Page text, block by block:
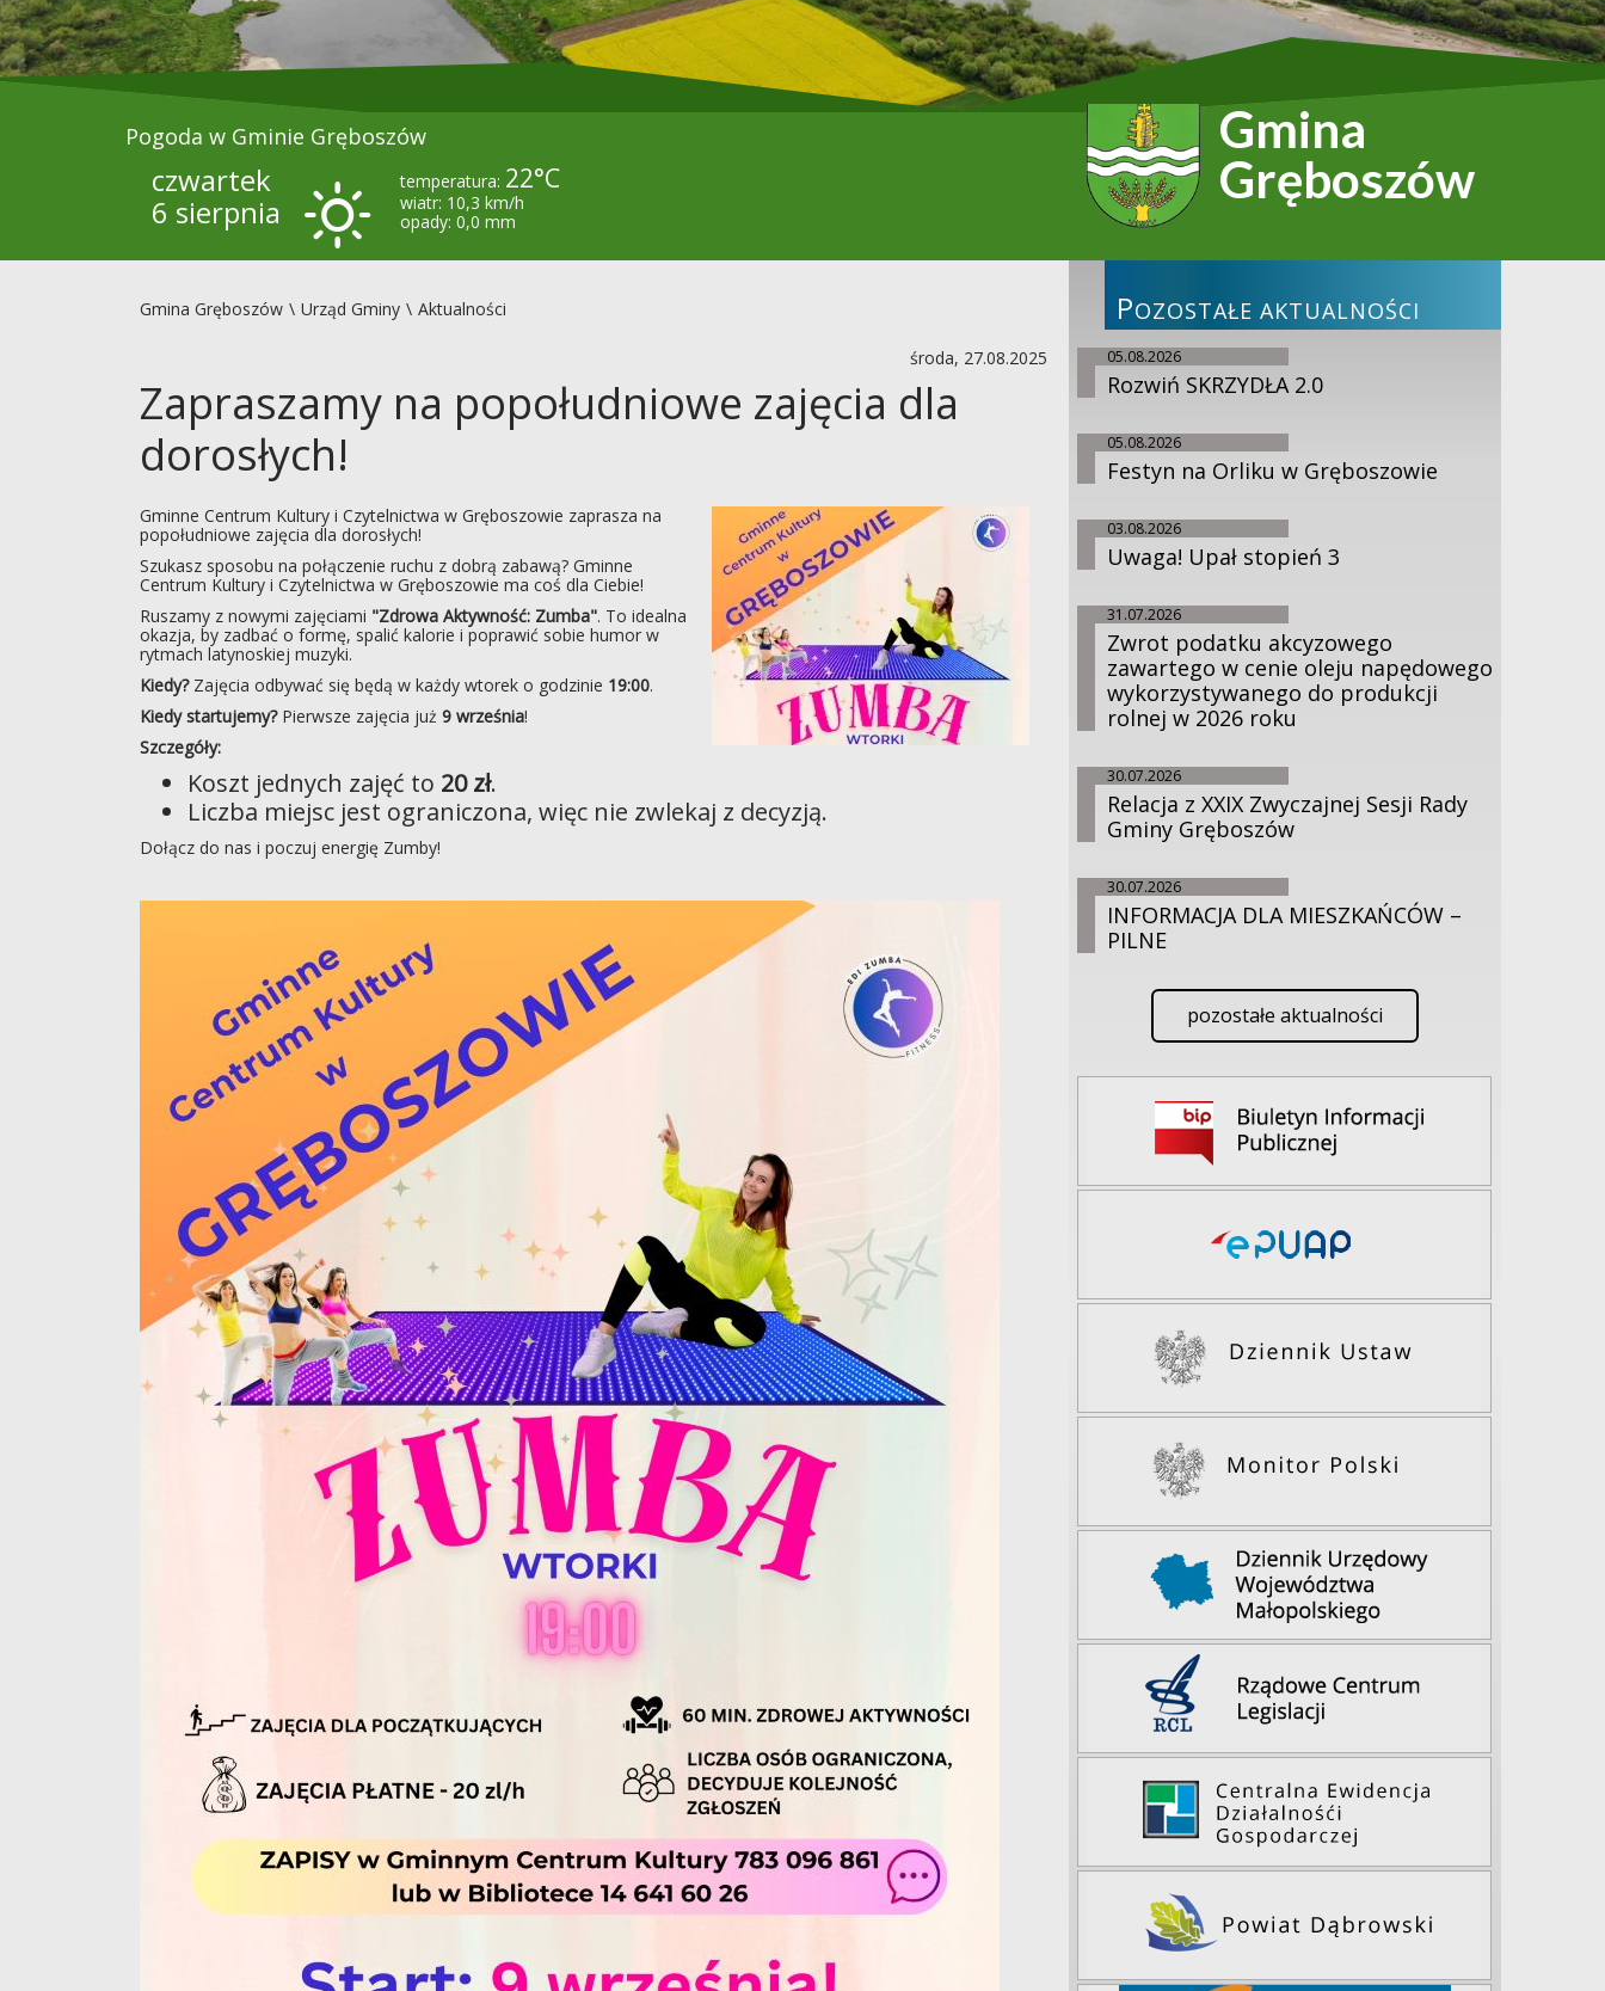
Pogoda w Gminie Gręboszów
czwartek
6 sierpnia
temperatura: 22°C
wiatr: 10,3 km/h
opady: 0,0 mm
Gmina Gręboszów Urząd Gminy Aktualności
środa, 27.08.2025
Zapraszamy na popołudniowe zajęcia dla
dorosłych!
Gminne Centrum Kultury i Czytelnictwa w Gręboszowie zaprasza na
popołudniowe zajęcia dla dorosłych!
Szukasz sposobu na połączenie ruchu z dobrą zabawą? Gminne
Centrum Kultury i Czytelnictwa w Gręboszowie ma coś dla Ciebie!
Ruszamy z nowymi zajęciami "Zdrowa Aktywność: Zumba". To idealna
okazja, by zadbać o formę, spalić kalorie i poprawić sobie humor w
rytmach latynoskiej muzyki.
Kiedy?Zajęcia odbywać się będą w każdy wtorek o godzinie 19:00.
Kiedy startujemy?Pierwsze zajęcia już 9 września!
Szczegóły:
Koszt jednych zajęć to 20 zł.
Liczba miejsc jest ograniczona, więc nie zwlekaj z decyzją.
Dołącz do nas i poczuj energię Zumby!
Gmina
Gręboszów
POZOSTAŁE AKTUALNOŚCI
05.08.2026
Rozwiń SKRZYDŁA 2.0
05.08.2026
Festyn na Orliku w Gręboszowie
03.08.2026
Uwaga! Upał stopień 3
31.07.2026
Zwrot podatku akcyzowego
zawartego w cenie oleju napędowego
wykorzystywanego do produkcji
rolnej w 2026 roku
30.07.2026
Relacja z XXIX Zwyczajnej Sesji Rady
Gminy Gręboszów
30.07.2026
INFORMACJA DLA MIESZKAŃCÓW –
PILNE
pozostałe aktualności